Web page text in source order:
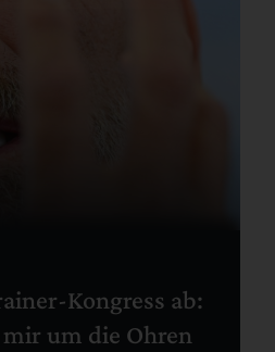
Kongress ab:
um die Ohren